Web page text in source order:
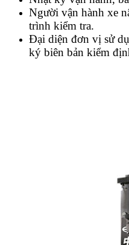
Người vận hành xe
trình kiểm tra.
Đại diện đơn vị sử
ký biên bản kiểm